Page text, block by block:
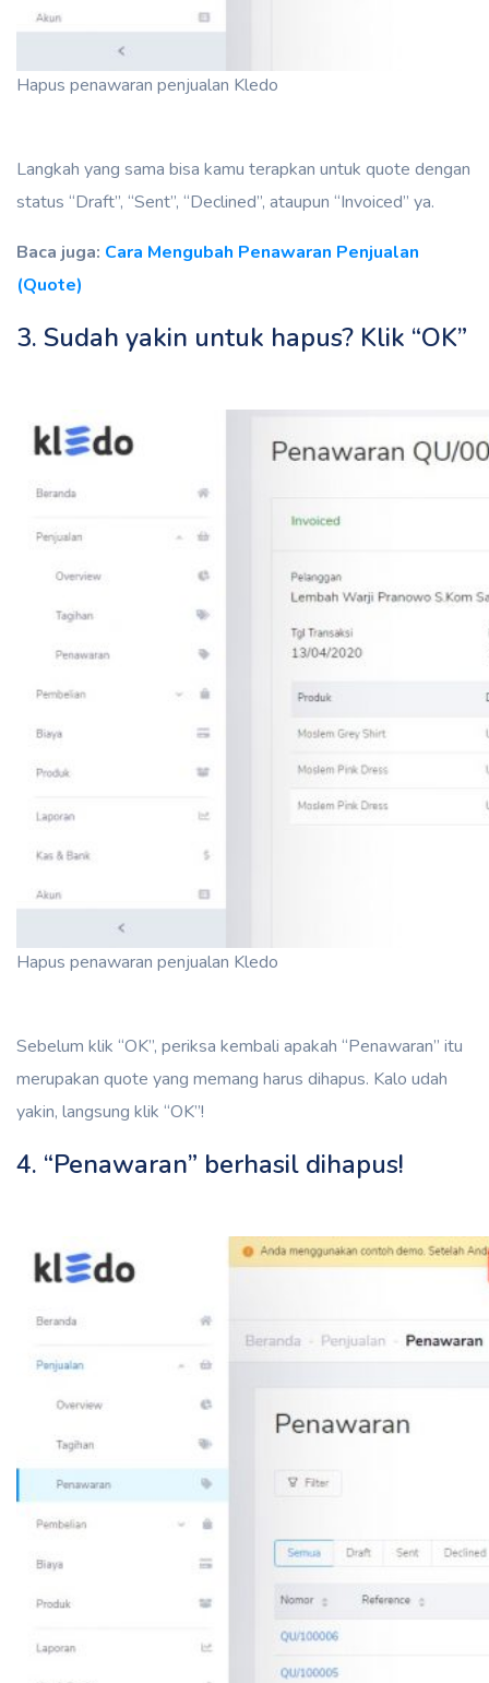
Hapus penawaran penjualan Kledo
Langkah yang sama bisa kamu terapkan untuk quote dengan
status “Draft”, “Sent”, “Declined”, ataupun “Invoiced” ya.
Baca juga: Cara Mengubah Penawaran Penjualan
(Quote)
3. Sudah yakin untuk hapus? Klik “OK”
Hapus penawaran penjualan Kledo
Sebelum klik “OK”, periksa kembali apakah “Penawaran” itu
merupakan quote yang memang harus dihapus. Kalo udah
yakin, langsung klik “OK”!
4. “Penawaran” berhasil dihapus!